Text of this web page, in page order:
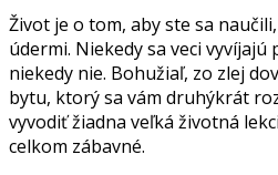
Život je o tom, aby ste sa
údermi. Niekedy sa veci vyvíjajú
niekedy nie. Bohužiaľ, zo zlej
bytu, ktorý sa vám druhýkrát
vyvodiť žiadna veľká životná
celkom zábavné.